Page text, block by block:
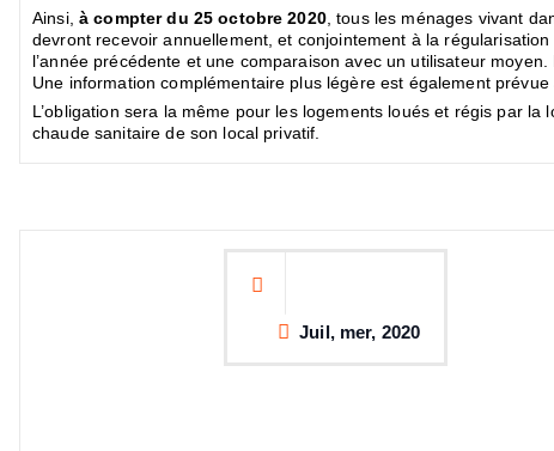
Ainsi, à compter du 25 octobre 2020, tous les ménages vivant
devront recevoir annuellement, et conjointement à la
l’année précédente et une comparaison avec un utilisateur
Une information complémentaire plus légère est également
L’obligation sera la même pour les logements loués et régis par
chaude sanitaire de son local privatif.
Juil, mer, 2020